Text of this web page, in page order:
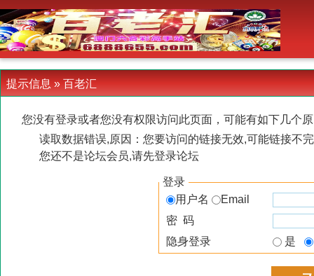
提示信息 » 百老汇
您没有登录或者您没有权限访问此页面，可能有如下几个
读取数据错误,原因：您要访问的链接无效,可能链接不
您还不是论坛会员,请先登录论坛
登录
用户名
Email
密 码
隐身登录
是